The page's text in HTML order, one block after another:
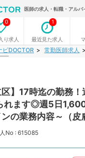
医師の求人・転職・アル
り求人
0
最近見た求人
1
ビDOCTOR 常勤医師求人
区】17時迄の勤務
ます◎週5日
の業務内容～（皮
No : 615085